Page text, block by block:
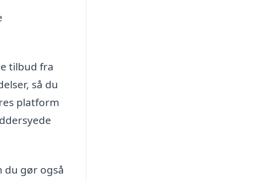
tilbud fra
så du
platform
du gør også